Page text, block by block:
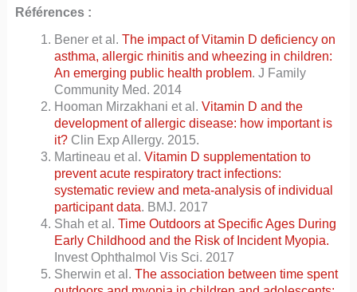
Références :
Bener et al.The impact of Vitamin D deficiency on
asthma, allergic rhinitis and wheezing in children:
An emerging public health problem. J Family
Community Med. 2014
Hooman Mirzakhani et al.Vitamin D and the
development of allergic disease: how important is
it? Clin Exp Allergy. 2015.
Martineau et al.Vitamin D supplementation to
prevent acute respiratory tract infections:
systematic review and meta-analysis of individual
participant data. BMJ. 2017
Shah et al.Time Outdoors at Specific Ages During
Early Childhood and the Risk of Incident Myopia.
Invest Ophthalmol Vis Sci. 2017
Sherwin et al.The association between time spent